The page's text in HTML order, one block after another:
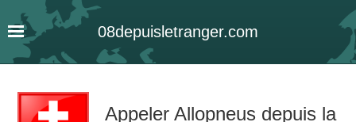
08depuisletranger.com
Appeler Allopneus depuis la